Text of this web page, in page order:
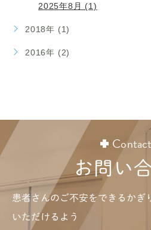
2025年8月 (1)
2018年 (1)
2016年 (2)
Contact
お問い
患者さんのご不安をできるかぎ
いただけるよう